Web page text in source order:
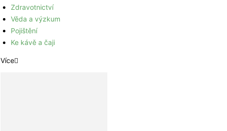
Zdravotnictví
Věda a výzkum
Pojištění
Ke kávě a čaji
Více